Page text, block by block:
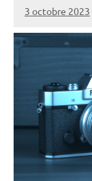
3 octobre 2023